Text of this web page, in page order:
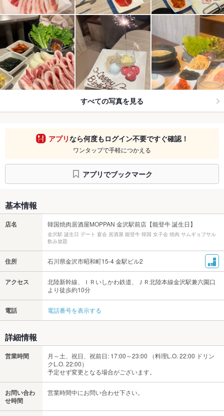
すべての写真を見る
アプリなら何度もログイン不要ですぐ確認！
ワンタップで手軽につかえる
アプリでブックマーク
基本情報
店名 韓国焼肉居酒屋MOPPAN 金沢駅前店【能登牛 誕生日】
金沢駅 誕生日 デート 宴会 居酒屋 能登牛 韓国 女子会 焼肉 サムギョプサル
飲み放題
住所 石川県金沢市昭和町15-4 金駅ビル2
アクセス
北陸新幹線、ＩＲいしかわ鉄道、ＪＲ北陸本線金沢駅兼六園口
より徒歩約10分
電話 電話番号を表示する
詳細情報
営業時間
月～土、祝日、祝前日: 17:00～23:00 （料理L.O. 22:00 ドリン
クL.O. 22:00）
予定せず変更となる場合がございます。
お問い合わ
せ時間
営業時間中にお問い合わせ下さい。